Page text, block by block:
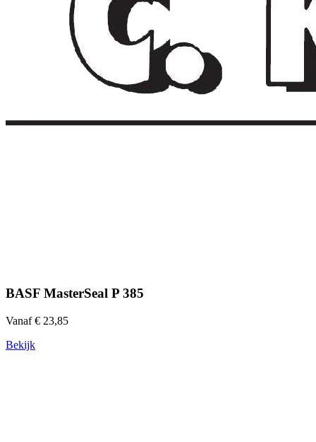
BASF MasterSeal P 385
Vanaf € 23,85
Bekijk